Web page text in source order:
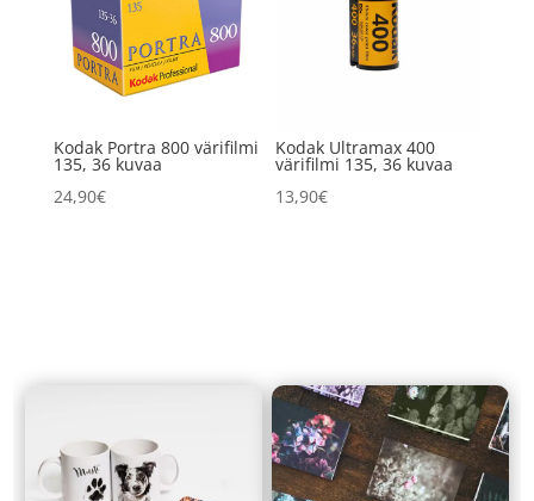
Kodak Portra 800 värifilmi
135, 36 kuvaa
24,90€
Kodak Ultramax 400
värifilmi 135, 36 kuvaa
13,90€